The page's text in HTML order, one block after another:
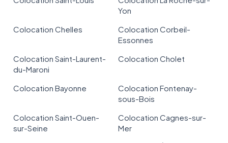
Yon
Colocation Chelles
Colocation Corbeil-
Essonnes
Colocation Saint-Laurent-
du-Maroni
Colocation Cholet
Colocation Bayonne
Colocation Fontenay-
sous-Bois
Colocation Saint-Ouen-
sur-Seine
Colocation Cagnes-sur-
Mer